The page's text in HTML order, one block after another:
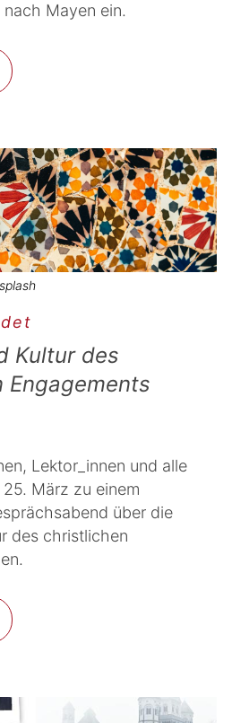
Mayen ein.
Kultur des
Engagements
Lektor_innen und alle
März zu einem
über die
des christlichen